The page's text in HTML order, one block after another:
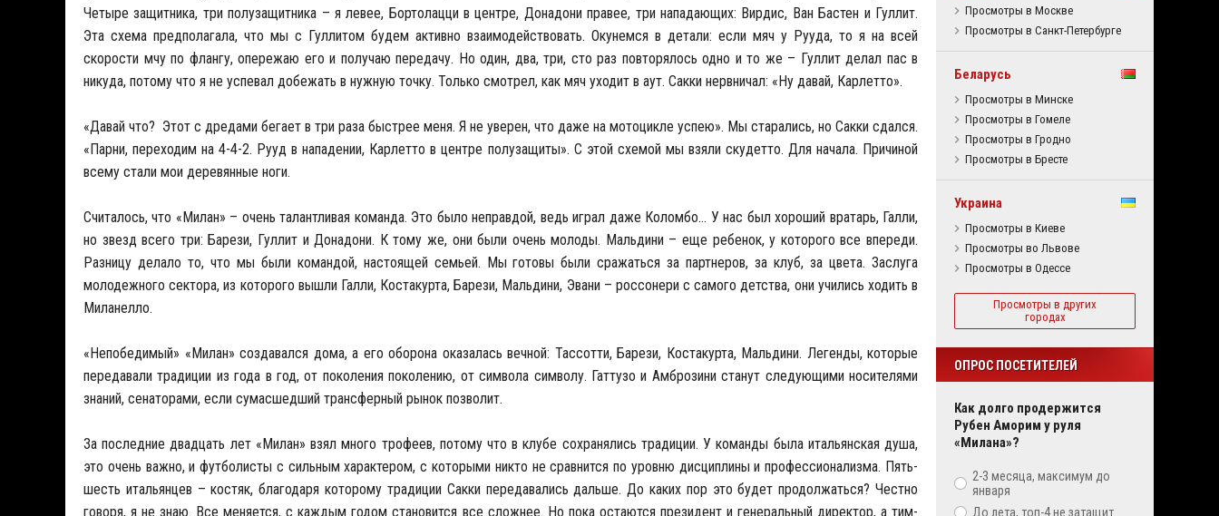
Четыре защитника, три полузащитника – я левее, Бортолацци в центре, Донадони правее, три нападающих: Вирдис, Ван Бастен и Гуллит.
Эта схема предполагала, что мы с Гуллитом будем активно взаимодействовать. Окунемся в детали: если мяч у Рууда, то я на всей
скорости мчу по флангу, опережаю его и получаю передачу. Но один, два, три, сто раз повторялось одно и то же – Гуллит делал пас в
никуда, потому что я не успевал добежать в нужную точку. Только смотрел, как мяч уходит в аут. Сакки нервничал: «Ну давай, Карлетто».
«Давай что? Этот с дредами бегает в три раза быстрее меня. Я не уверен, что даже на мотоцикле успею». Мы старались, но Сакки сдался.
«Парни, переходим на 4-4-2. Рууд в нападении, Карлетто в центре полузащиты». С этой схемой мы взяли скудетто. Для начала. Причиной
всему стали мои деревянные ноги.
Считалось, что «Милан» – очень талантливая команда. Это было неправдой, ведь играл даже Коломбо… У нас был хороший вратарь, Галли,
но звезд всего три: Барези, Гуллит и Донадони. К тому же, они были очень молоды. Мальдини – еще ребенок, у которого все впереди.
Разницу делало то, что мы были командой, настоящей семьей. Мы готовы были сражаться за партнеров, за клуб, за цвета. Заслуга
молодежного сектора, из которого вышли Галли, Костакурта, Барези, Мальдини, Эвани – россонери с самого детства, они учились ходить в
Миланелло.
«Непобедимый» «Милан» создавался дома, а его оборона оказалась вечной: Тассотти, Барези, Костакурта, Мальдини. Легенды, которые
передавали традиции из года в год, от поколения поколению, от символа символу. Гаттузо и Амброзини станут следующими носителями
знаний, сенаторами, если сумасшедший трансферный рынок позволит.
За последние двадцать лет «Милан» взял много трофеев, потому что в клубе сохранялись традиции. У команды была итальянская душа,
это очень важно, и футболисты с сильным характером, с которыми никто не сравнится по уровню дисциплины и профессионализма. Пять-
шесть итальянцев – костяк, благодаря которому традиции Сакки передавались дальше. До каких пор это будет продолжаться? Честно
говоря, я не знаю. Все меняется, с каждым годом становится все сложнее. Но пока остаются президент и генеральный директор, а тим-
Просмотры в Москве
Просмотры в Санкт-Петербурге
Беларусь
Просмотры в Минске
Просмотры в Гомеле
Просмотры в Гродно
Просмотры в Бресте
Украина
Просмотры в Киеве
Просмотры во Львове
Просмотры в Одессе
Просмотры в других
городах
ОПРОС ПОСЕТИТЕЛЕЙ
Как долго продержится
Рубен Аморим у руля
«Милана»?
2-3 месяца, максимум до
января
До лета, топ-4 не затащит